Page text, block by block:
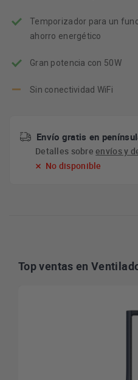
Temporizador para un
ahorro energético
Gran potencia con 50W
Sin conectividad WiFi
Envío gratis en
Detalles sobreenvíos y
No disponible
Top ventas en